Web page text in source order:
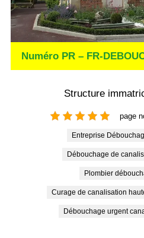
Numéro PR – FR-
Structure
page
Entreprise
Débouchage de
Plombier
curage de canalisation
débouchage urgent